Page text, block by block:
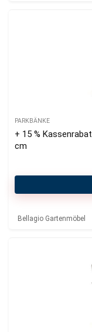
PARKBÄNKE
+ 15 %
cm
Bellagio Gartenmöbel